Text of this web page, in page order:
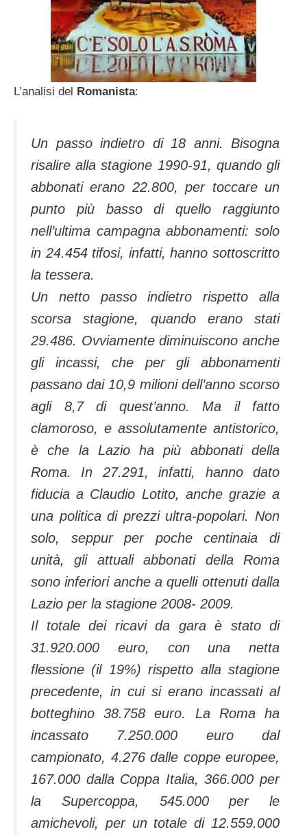
L’analisi del Romanista:
Un passo indietro di 18 anni. Bisogna
risalire alla stagione 1990-91, quando gli
abbonati erano 22.800, per toccare un
punto più basso di quello raggiunto
nell’ultima campagna abbonamenti: solo
in 24.454 tifosi, infatti, hanno sottoscritto
la tessera.
Un netto passo indietro rispetto alla
scorsa stagione, quando erano stati
29.486. Ovviamente diminuiscono anche
gli incassi, che per gli abbonamenti
passano dai 10,9 milioni dell’anno scorso
agli 8,7 di quest’anno. Ma il fatto
clamoroso, e assolutamente antistorico,
è che la Lazio ha più abbonati della
Roma. In 27.291, infatti, hanno dato
fiducia a Claudio Lotito, anche grazie a
una politica di prezzi ultra-popolari. Non
solo, seppur per poche centinaia di
unità, gli attuali abbonati della Roma
sono inferiori anche a quelli ottenuti dalla
Lazio per la stagione 2008- 2009.
Il totale dei ricavi da gara è stato di
31.920.000 euro, con una netta
flessione (il 19%) rispetto alla stagione
precedente, in cui si erano incassati al
botteghino 38.758 euro. La Roma ha
incassato 7.250.000 euro dal
campionato, 4.276 dalle coppe europee,
167.000 dalla Coppa Italia, 366.000 per
la Supercoppa, 545.000 per le
amichevoli, per un totale di 12.559.000